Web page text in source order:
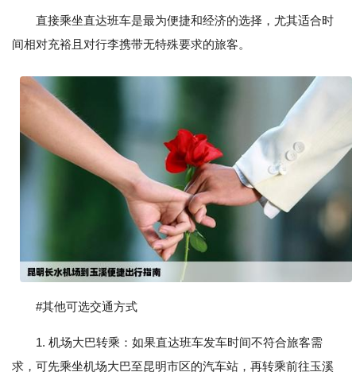
直接乘坐直达班车是最为便捷和经济的选择，尤其适合时
间相对充裕且对行李携带无特殊要求的旅客。
#其他可选交通方式
1. 机场大巴转乘：如果直达班车发车时间不符合旅客需
求，可先乘坐机场大巴至昆明市区的汽车站，再转乘前往玉溪